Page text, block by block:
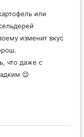
или
изменит вкус
что даже с
😉